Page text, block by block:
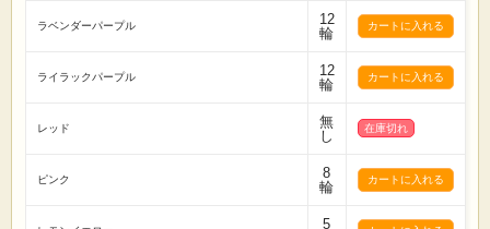
ラベンダーパープル
12
輪
ライラックパープル
12
輪
レッド
無
し
在庫切れ
ピンク
8
輪
5